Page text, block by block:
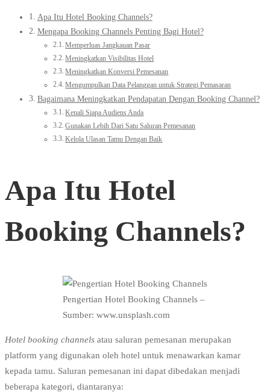
Apa Itu Hotel Booking Channels?
Mengapa Booking Channels Penting Bagi Hotel?
Memperluas Jangkauan Pasar
Meningkatkan Visibilitas Hotel
Meningkatkan Konversi Pemesanan
Mengumpulkan Data Pelanggan untuk Strategi Pemasaran
Bagaimana Meningkatkan Pendapatan Dengan Booking Channel?
Kenali Siapa Audiens Anda
Gunakan Lebih Dari Satu Saluran Pemesanan
Kelola Ulasan Tamu Dengan Baik
Apa Itu Hotel
Booking Channels?
Pengertian Hotel Booking Channels –
Sumber: www.unsplash.com
Hotel booking channels atau saluran pemesanan merupakan
platform yang digunakan oleh hotel untuk menawarkan kamar
kepada tamu. Saluran pemesanan ini dapat dibedakan menjadi
beberapa kategori, diantaranya: